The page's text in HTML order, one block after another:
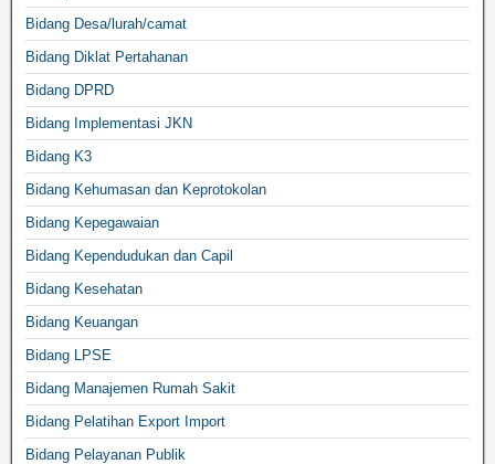
Bidang Desa/lurah/camat
Bidang Diklat Pertahanan
Bidang DPRD
Bidang Implementasi JKN
Bidang K3
Bidang Kehumasan dan Keprotokolan
Bidang Kepegawaian
Bidang Kependudukan dan Capil
Bidang Kesehatan
Bidang Keuangan
Bidang LPSE
Bidang Manajemen Rumah Sakit
Bidang Pelatihan Export Import
Bidang Pelayanan Publik